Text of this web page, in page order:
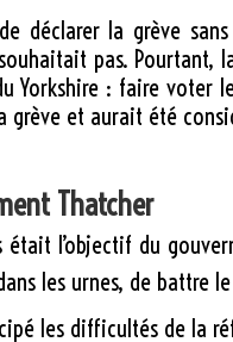
déclarer la grève
pas. Pourtant,
Yorkshire : faire voter
et aurait été
Thatcher
l’objectif du
les urnes, de battre
les difficultés de la